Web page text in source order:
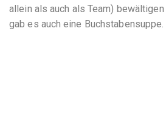
allein als auch als Team)
gab es auch eine